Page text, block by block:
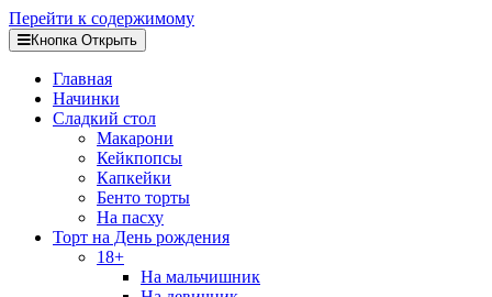
Перейти к содержимому
Кнопка Открыть
Главная
Начинки
Сладкий стол
Макарони
Кейкпопсы
Капкейки
Бенто торты
На пасху
Торт на День рождения
18+
На мальчишник